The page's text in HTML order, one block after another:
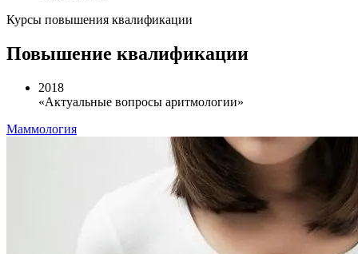
Курсы повышения квалификации
Повышение квалификации
2018
«Актуальные вопросы аритмологии»
Маммология